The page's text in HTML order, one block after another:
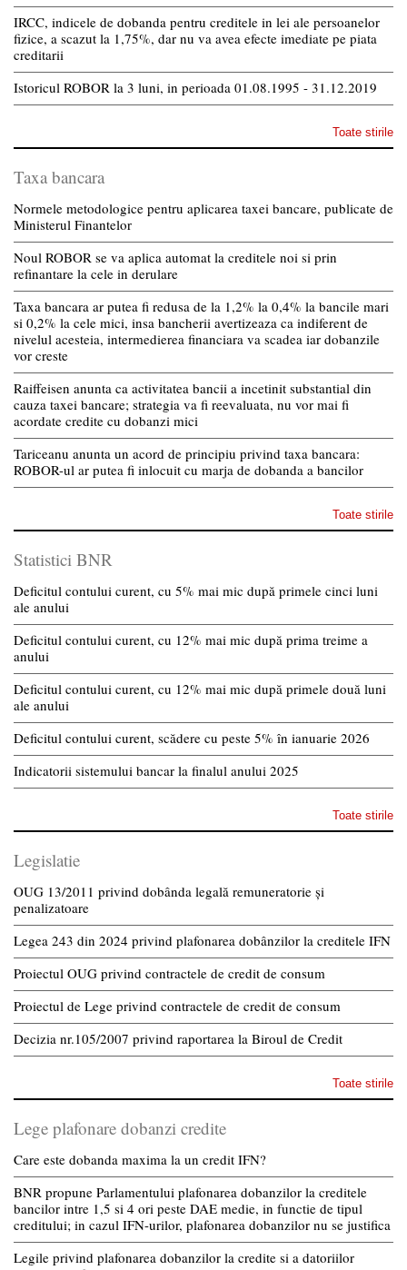
IRCC, indicele de dobanda pentru creditele in lei ale persoanelor
fizice, a scazut la 1,75%, dar nu va avea efecte imediate pe piata
creditarii
Istoricul ROBOR la 3 luni, in perioada 01.08.1995 - 31.12.2019
Toate stirile
Taxa bancara
Normele metodologice pentru aplicarea taxei bancare, publicate de
Ministerul Finantelor
Noul ROBOR se va aplica automat la creditele noi si prin
refinantare la cele in derulare
Taxa bancara ar putea fi redusa de la 1,2% la 0,4% la bancile mari
si 0,2% la cele mici, insa bancherii avertizeaza ca indiferent de
nivelul acesteia, intermedierea financiara va scadea iar dobanzile
vor creste
Raiffeisen anunta ca activitatea bancii a incetinit substantial din
cauza taxei bancare; strategia va fi reevaluata, nu vor mai fi
acordate credite cu dobanzi mici
Tariceanu anunta un acord de principiu privind taxa bancara:
ROBOR-ul ar putea fi inlocuit cu marja de dobanda a bancilor
Toate stirile
Statistici BNR
Deficitul contului curent, cu 5% mai mic după primele cinci luni
ale anului
Deficitul contului curent, cu 12% mai mic după prima treime a
anului
Deficitul contului curent, cu 12% mai mic după primele două luni
ale anului
Deficitul contului curent, scădere cu peste 5% în ianuarie 2026
Indicatorii sistemului bancar la finalul anului 2025
Toate stirile
Legislatie
OUG 13/2011 privind dobânda legală remuneratorie și
penalizatoare
Legea 243 din 2024 privind plafonarea dobânzilor la creditele IFN
Proiectul OUG privind contractele de credit de consum
Proiectul de Lege privind contractele de credit de consum
Decizia nr.105/2007 privind raportarea la Biroul de Credit
Toate stirile
Lege plafonare dobanzi credite
Care este dobanda maxima la un credit IFN?
BNR propune Parlamentului plafonarea dobanzilor la creditele
bancilor intre 1,5 si 4 ori peste DAE medie, in functie de tipul
creditului; in cazul IFN-urilor, plafonarea dobanzilor nu se justifica
Legile privind plafonarea dobanzilor la credite si a datoriilor